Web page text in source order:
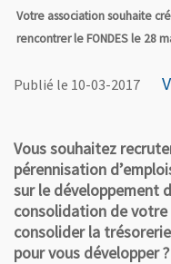
Votre association souhaite
rencontrer le FONDES le 28
Publié le 10-03-2017
Vous souhaitez
pérennisation
sur le développement
consolidation de votre
consolider la
pour vous développer ?